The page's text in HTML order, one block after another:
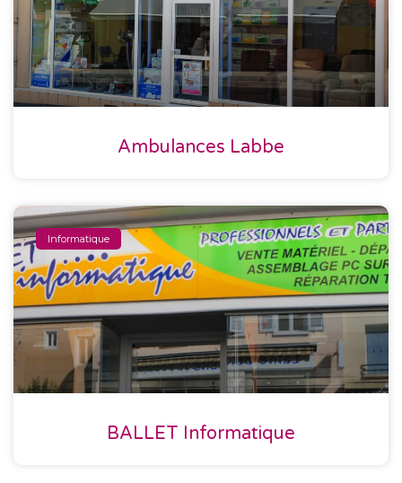
Ambulances Labbe
Informatique
BALLET Informatique